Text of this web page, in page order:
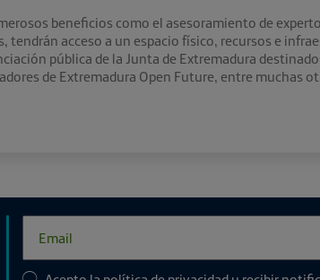
beneficios como el asesoramiento de
tendrán acceso a un espacio físico, recursos e
pública de la Junta de Extremadura
de Extremadura Open Future, entre muchas